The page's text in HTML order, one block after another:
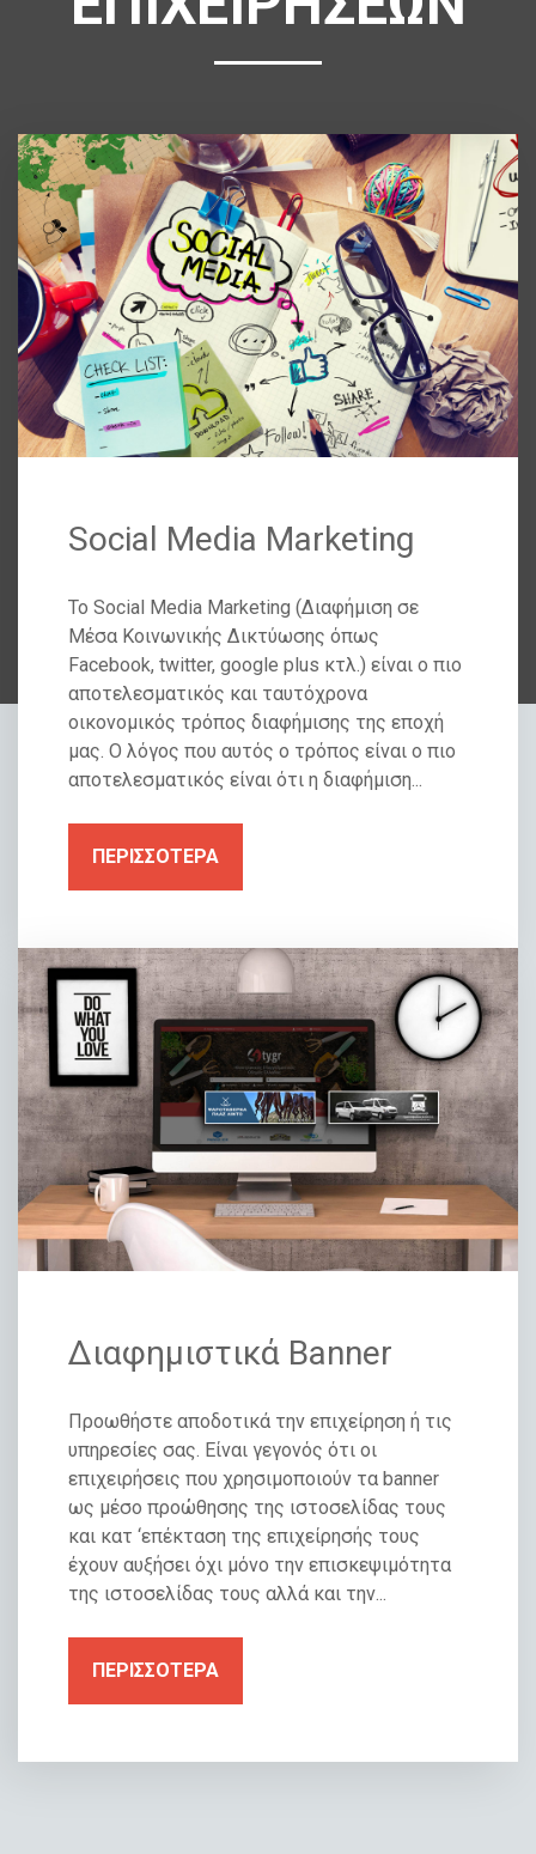
Social Media Marketing
Το Social Media Marketing (Διαφήμιση σε
Μέσα Κοινωνικής Δικτύωσης όπως
Facebook, twitter, google plus κτλ.) είναι ο πιο
αποτελεσματικός και ταυτόχρονα
οικονομικός τρόπος διαφήμισης της εποχή
μας. Ο λόγος που αυτός ο τρόπος είναι ο πιο
αποτελεσματικός είναι ότι η διαφήμιση...
ΠΕΡΙΣΣΟΤΕΡΑ
Διαφημιστικά Banner
Προωθήστε αποδοτικά την επιχείρηση ή τις
υπηρεσίες σας. Είναι γεγονός ότι οι
επιχειρήσεις που χρησιμοποιούν τα banner
ως μέσο προώθησης της ιστοσελίδας τους
και κατ ‘επέκταση της επιχείρησής τους
έχουν αυξήσει όχι μόνο την επισκεψιμότητα
της ιστοσελίδας τους αλλά και την...
ΠΕΡΙΣΣΟΤΕΡΑ